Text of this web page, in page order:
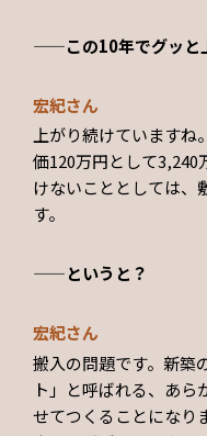
——この10年でグッと
宏紀さん
上がり続けていますね
価120万円として3,240
けないこととしては、
す。
——というと？
宏紀さん
搬入の問題です。新築
ト」と呼ばれる、あ
せてつくることになり